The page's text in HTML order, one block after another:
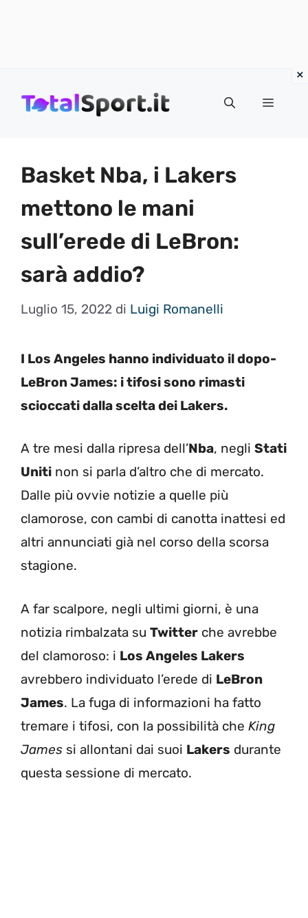
MENU
Basket Nba, i Lakers
mettono le mani
sull’erede di LeBron:
sarà addio?
Luglio 15, 2022 di Luigi Romanelli
I Los Angeles hanno individuato il dopo-
LeBron James: i tifosi sono rimasti
scioccati dalla scelta dei Lakers.
A tre mesi dalla ripresa dell’Nba, negli Stati
Uniti non si parla d’altro che di mercato.
Dalle più ovvie notizie a quelle più
clamorose, con cambi di canotta inattesi ed
altri annunciati già nel corso della scorsa
stagione.
A far scalpore, negli ultimi giorni, è una
notizia rimbalzata su Twitter che avrebbe
del clamoroso: i Los Angeles Lakers
avrebbero individuato l’erede di LeBron
James. La fuga di informazioni ha fatto
tremare i tifosi, con la possibilità che King
James si allontani dai suoi Lakers durante
questa sessione di mercato.